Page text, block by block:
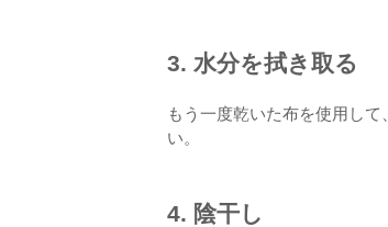
3. 水分を拭き取る
もう一度乾いた布を使用し
い。
4. 陰干し